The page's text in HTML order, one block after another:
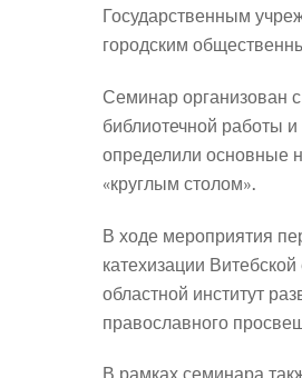
Государственным
городским
Семинар организован
библиотечной работы
определили основные
«круглым столом».
В ходе мероприятия
катехизации
областной институт
православного